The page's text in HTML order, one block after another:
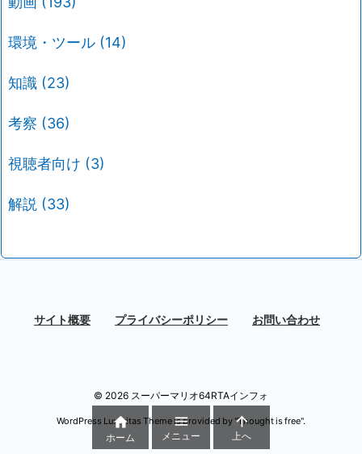
環境・ツール (14)
知識 (23)
考察 (36)
視聴者向け (3)
解説 (33)
サイト概要 プライバシーポリシー お問い合わせ
© 2026 スーパーマリオ64RTAインフォ
WordPress Luxeritas Theme is provided by "Thought is free".

ホーム

メニュー

上へ